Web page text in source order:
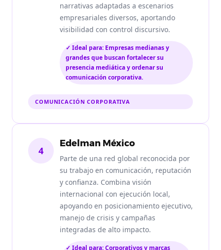
narrativas adaptadas a escenarios
empresariales diversos, aportando
visibilidad con control discursivo.
✓ Ideal para: Empresas medianas y
grandes que buscan fortalecer su
presencia mediática y ordenar su
comunicación corporativa.
COMUNICACIÓN CORPORATIVA
4
Edelman México
Parte de una red global reconocida por
su trabajo en comunicación, reputación
y confianza. Combina visión
internacional con ejecución local,
apoyando en posicionamiento ejecutivo,
manejo de crisis y campañas
integradas de alto impacto.
✓ Ideal para: Corporativos y marcas